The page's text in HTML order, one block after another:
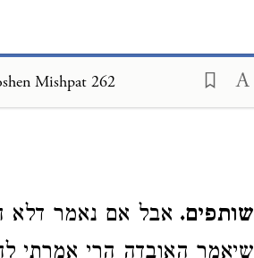
Mishpat 262
שותפים. אבל אם נאמר דלא